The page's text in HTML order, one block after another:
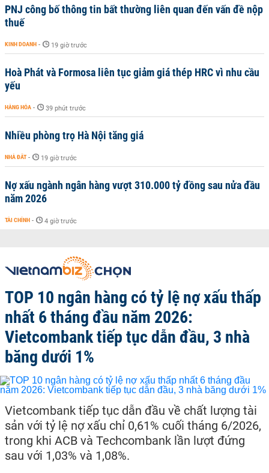
PNJ công bố thông tin bất thường liên quan đến vấn đề nộp
thuế
KINH DOANH - 19 giờ trước
Hoà Phát và Formosa liên tục giảm giá thép HRC vì nhu cầu
yếu
HÀNG HÓA - 39 phút trước
Nhiều phòng trọ Hà Nội tăng giá
NHÀ ĐẤT - 19 giờ trước
Nợ xấu ngành ngân hàng vượt 310.000 tỷ đồng sau nửa đầu
năm 2026
TÀI CHÍNH - 4 giờ trước
TOP 10 ngân hàng có tỷ lệ nợ xấu thấp
nhất 6 tháng đầu năm 2026:
Vietcombank tiếp tục dẫn đầu, 3 nhà
băng dưới 1%
Vietcombank tiếp tục dẫn đầu về chất lượng tài
sản với tỷ lệ nợ xấu chỉ 0,61% cuối tháng 6/2026,
trong khi ACB và Techcombank lần lượt đứng
sau với 1,03% và 1,08%.